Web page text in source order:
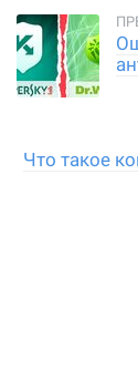
Что такое